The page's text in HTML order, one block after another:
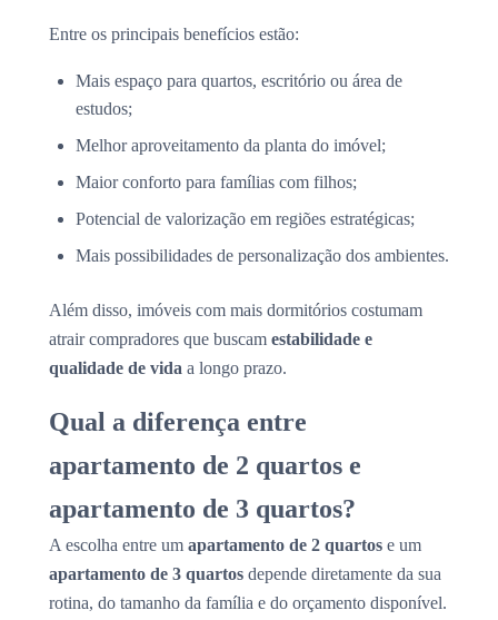
Entre os principais benefícios estão:
Mais espaço para quartos, escritório ou área de
estudos;
Melhor aproveitamento da planta do imóvel;
Maior conforto para famílias com filhos;
Potencial de valorização em regiões estratégicas;
Mais possibilidades de personalização dos ambientes.
Além disso, imóveis com mais dormitórios costumam
atrair compradores que buscam estabilidade e
qualidade de vida a longo prazo.
Qual a diferença entre
apartamento de 2 quartos e
apartamento de 3 quartos?
A escolha entre um apartamento de 2 quartos e um
apartamento de 3 quartos depende diretamente da sua
rotina, do tamanho da família e do orçamento disponível.